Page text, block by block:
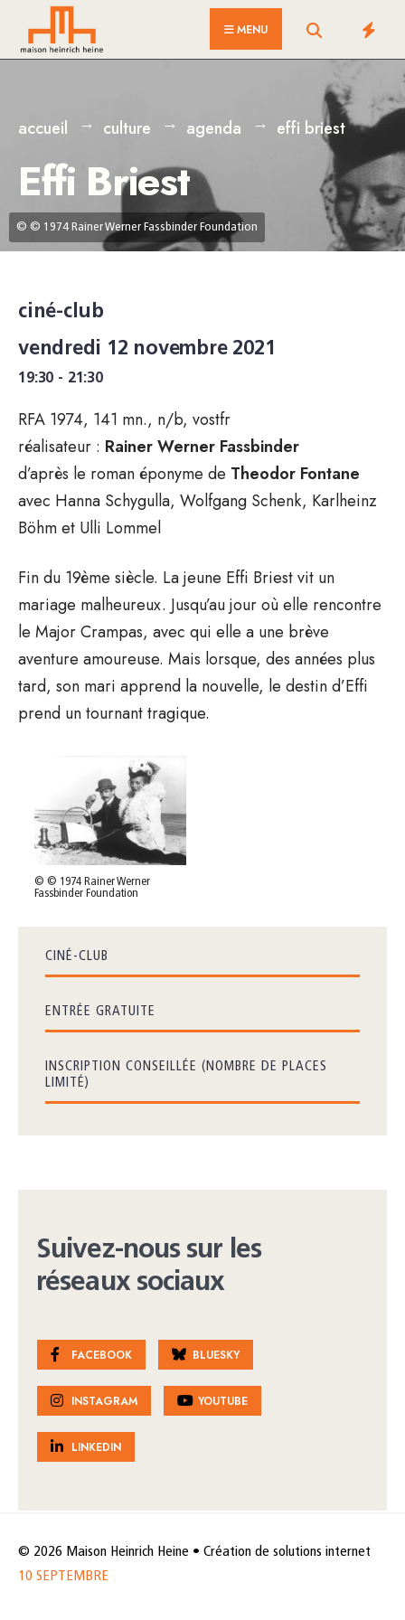
MENU
© © 1974 Rainer Werner Fassbinder Foundation
accueil culture agenda effi briest
Effi Briest
ciné-club
vendredi 12 novembre 2021
19:30 - 21:30
RFA 1974, 141 mn., n/b, vostfr
réalisateur : Rainer Werner Fassbinder
d’après le roman éponyme de Theodor Fontane
avec Hanna Schygulla, Wolfgang Schenk, Karlheinz
Böhm et Ulli Lommel
Fin du 19ème siècle. La jeune Effi Briest vit un
mariage malheureux. Jusqu’au jour où elle rencontre
le Major Crampas, avec qui elle a une brève
aventure amoureuse. Mais lorsque, des années plus
tard, son mari apprend la nouvelle, le destin d’Effi
prend un tournant tragique.
© © 1974 Rainer Werner
Fassbinder Foundation
CINÉ-CLUB
ENTRÉE GRATUITE
INSCRIPTION CONSEILLÉE (NOMBRE DE PLACES
LIMITÉ)
Suivez-nous sur les
réseaux sociaux
FACEBOOK BLUESKY
INSTAGRAM YOUTUBE
LINKEDIN
© 2026 Maison Heinrich Heine • Création de solutions internet
10 SEPTEMBRE